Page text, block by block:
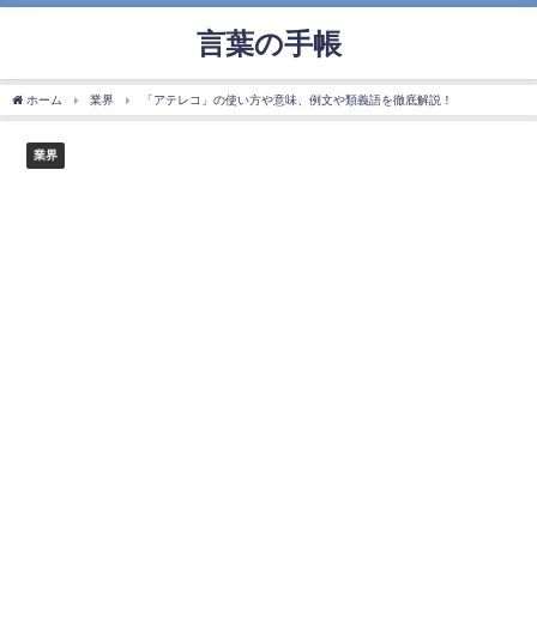
言葉の手帳
ホーム 業界 「アテレコ」の使い方や意味、例文や類義語を徹底解説！
業界